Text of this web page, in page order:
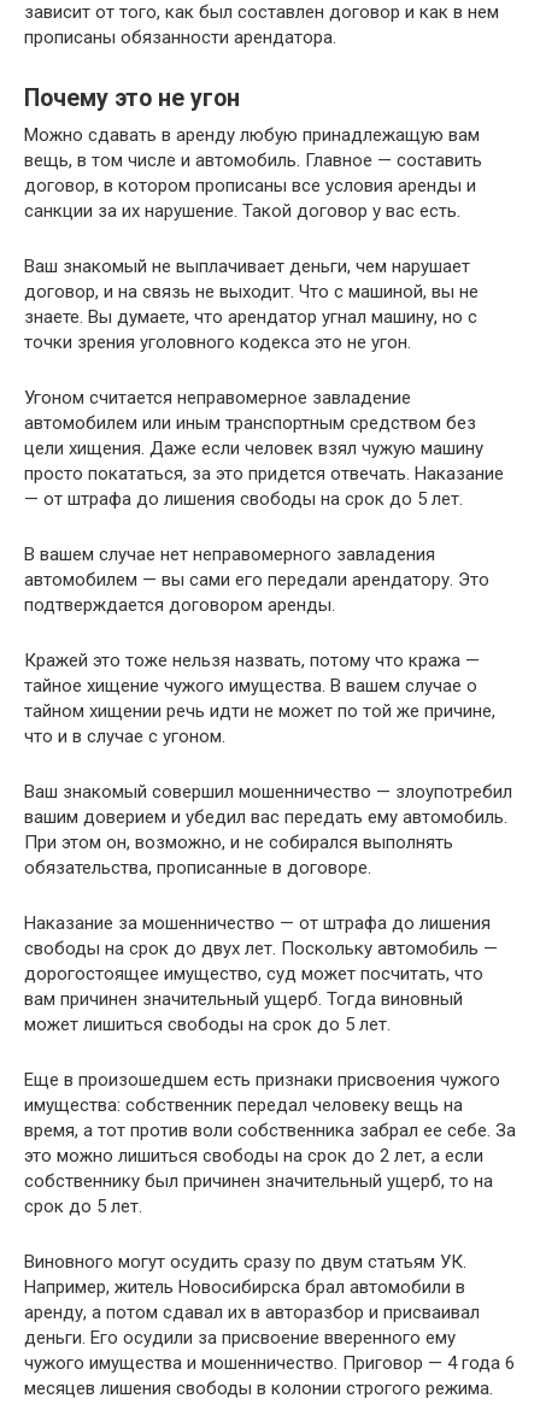
зависит от того, как был составлен договор и как в нем
прописаны обязанности арендатора.
Почему это не угон
Можно сдавать в аренду любую принадлежащую вам
вещь, в том числе и автомобиль. Главное — составить
договор, в котором прописаны все условия аренды и
санкции за их нарушение. Такой договор у вас есть.
Ваш знакомый не выплачивает деньги, чем нарушает
договор, и на связь не выходит. Что с машиной, вы не
знаете. Вы думаете, что арендатор угнал машину, но с
точки зрения уголовного кодекса это не угон.
Угоном считается неправомерное завладение
автомобилем или иным транспортным средством без
цели хищения. Даже если человек взял чужую машину
просто покататься, за это придется отвечать. Наказание
— от штрафа до лишения свободы на срок до 5 лет.
В вашем случае нет неправомерного завладения
автомобилем — вы сами его передали арендатору. Это
подтверждается договором аренды.
Кражей это тоже нельзя назвать, потому что кража —
тайное хищение чужого имущества. В вашем случае о
тайном хищении речь идти не может по той же причине,
что и в случае с угоном.
Ваш знакомый совершил мошенничество — злоупотребил
вашим доверием и убедил вас передать ему автомобиль.
При этом он, возможно, и не собирался выполнять
обязательства, прописанные в договоре.
Наказание за мошенничество — от штрафа до лишения
свободы на срок до двух лет. Поскольку автомобиль —
дорогостоящее имущество, суд может посчитать, что
вам причинен значительный ущерб. Тогда виновный
может лишиться свободы на срок до 5 лет.
Еще в произошедшем есть признаки присвоения чужого
имущества: собственник передал человеку вещь на
время, а тот против воли собственника забрал ее себе. За
это можно лишиться свободы на срок до 2 лет, а если
собственнику был причинен значительный ущерб, то на
срок до 5 лет.
Виновного могут осудить сразу по двум статьям УК.
Например, житель Новосибирска брал автомобили в
аренду, а потом сдавал их в авторазбор и присваивал
деньги. Его осудили за присвоение вверенного ему
чужого имущества и мошенничество. Приговор — 4 года 6
месяцев лишения свободы в колонии строгого режима.